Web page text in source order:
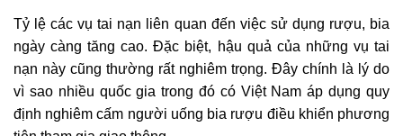
Tỷ lệ các vụ tai nạn liên quan đến việc sử dụng rượu, bia
ngày càng tăng cao. Đặc biệt, hậu quả của những vụ tai
nạn này cũng thường rất nghiêm trọng. Đây chính là lý do
vì sao nhiều quốc gia trong đó có Việt Nam áp dụng quy
định nghiêm cấm người uống bia rượu điều khiển phương